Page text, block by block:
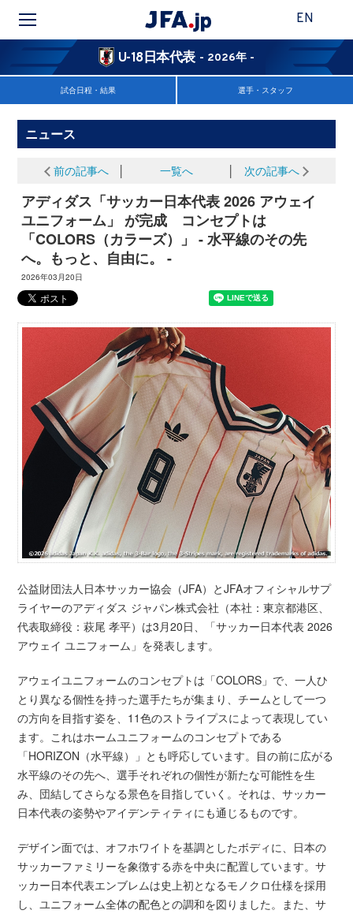
EN
U-18日本代表 - 2026年 -
試合日程・結果 選手・スタッフ
ニュース
前の記事へ 一覧へ 次の記事へ
アディダス「サッカー日本代表 2026 アウェイ
ユニフォーム」 が完成 コンセプトは
「COLORS（カラーズ）」 - 水平線のその先
へ。もっと、自由に。 -
2026年03月20日
公益財団法人日本サッカー協会（JFA）とJFAオフィシャルサプ
ライヤーのアディダス ジャパン株式会社（本社：東京都港区、
代表取締役：萩尾 孝平）は3月20日、「サッカー日本代表 2026
アウェイ ユニフォーム」を発表します。
アウェイユニフォームのコンセプトは「COLORS」で、一人ひ
とり異なる個性を持った選手たちが集まり、チームとして一つ
の方向を目指す姿を、11色のストライプスによって表現してい
ます。これはホームユニフォームのコンセプトである
「HORIZON（水平線）」とも呼応しています。目の前に広がる
水平線のその先へ、選手それぞれの個性が新たな可能性を生
み、団結してさらなる景色を目指していく。それは、サッカー
日本代表の姿勢やアイデンティティにも通じるものです。
デザイン面では、オフホワイトを基調としたボディに、日本の
サッカーファミリーを象徴する赤を中央に配置しています。サ
ッカー日本代表エンブレムは史上初となるモノクロ仕様を採用
し、ユニフォーム全体の配色との調和を図りました。また、サ